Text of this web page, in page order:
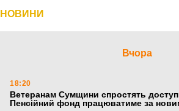
НОВИНИ
Вчора
18:20
Ветеранам Сумщини спростять доступ
Пенсійний фонд працюватиме за